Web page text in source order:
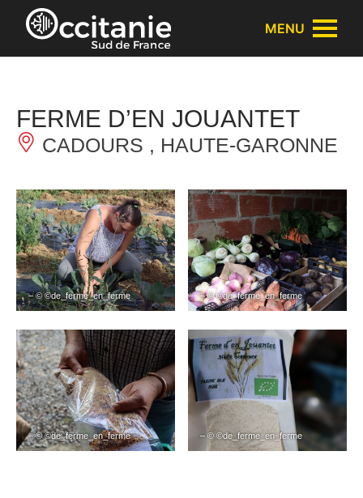
Panneau de gestion des cookies
MENU
FERME D’EN JOUANTET
CADOURS , HAUTE-GARONNE
– © ©de_ferme_en_ferme – © ©de_ferme_en_ferme
– © ©de_ferme_en_ferme – © ©de_ferme_en_ferme